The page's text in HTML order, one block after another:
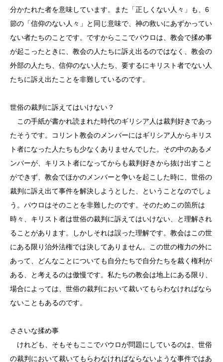
分かたれた者を意味しています。また「正しくない人々」も、6
節の「信仰のない人々」と同じ意味で、神の救いにあずかってい
ない者たちのことです。ですからここでパウロは、教会で揉め事
が起こったときに、教会の人たちに訴え出るのではなく、教会の
外部の人たち、信仰のない人たち、要するにキリスト者でない人
たちに訴え出たことを非難しているのです。
世俗の裁判に訴えてはいけない？
この手紙が書かれ読まれた時代のギリシア人は裁判好きであっ
たそうです。コリント教会のメンバーにはギリシア人からキリス
ト者になった人たちも少なくありませんでした。その中のあるメ
ンバーが、キリスト者になってからも裁判好きから抜け出すこと
ができず、教会でほかのメンバーと争いを起こした時に、世俗の
裁判に訴え出て事件を解決しようとした、ということなのでしょ
う。パウロはそのことを非難したのです。そのためこの箇所は
時々、キリスト者は世俗の裁判に訴えてはいけない、と理解され
ることがあります。しかしそれは誤った理解です。教会はこの世
にある限り治外法権では決してありません。この世の権力の外に
あって、どんなことについても自分たちで自分たちを裁く権利が
ある、と考えるのは傲慢です。私たちの教会は地上にある限り、
場合によっては、世俗の裁判において裁いてもらわなければなら
ないこともあるのです。
ささいな揉め事
けれども、そもそもここでパウロが問題にしているのは、世俗
の裁判において裁いてもらわなければならないような事件ではあ